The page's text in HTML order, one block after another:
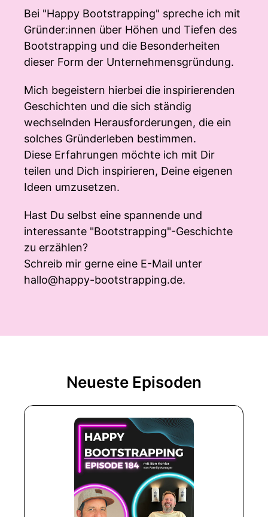
Bei "Happy Bootstrapping" spreche ich mit
Gründer:innen über Höhen und Tiefen des
Bootstrapping und die Besonderheiten
dieser Form der Unternehmensgründung.
Mich begeistern hierbei die inspirierenden
Geschichten und die sich ständig
wechselnden Herausforderungen, die ein
solches Gründerleben bestimmen.
Diese Erfahrungen möchte ich mit Dir
teilen und Dich inspirieren, Deine eigenen
Ideen umzusetzen.
Hast Du selbst eine spannende und
interessante "Bootstrapping"-Geschichte
zu erzählen?
Schreib mir gerne eine E-Mail unter
hallo@happy-bootstrapping.de.
Neueste Episoden